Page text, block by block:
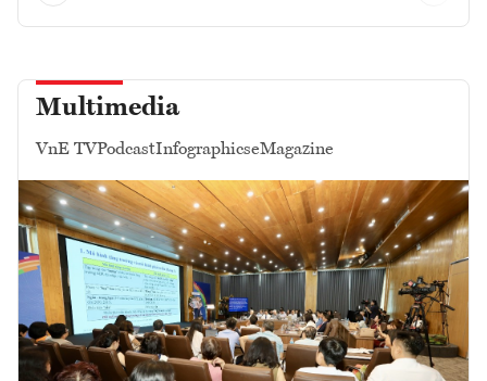
Multimedia
VnE TVPodcastInfographicseMagazine